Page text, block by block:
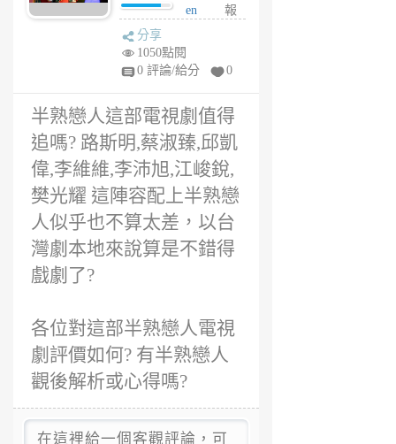
en
年
報
分享
1050點閱
0 評論/給分
0
半熟戀人這部電視劇值得
追嗎? 路斯明,蔡淑臻,邱凱
偉,李維維,李沛旭,江峻銳,
樊光耀 這陣容配上半熟戀
人似乎也不算太差，以台
灣劇本地來說算是不錯得
戲劇了?
各位對這部半熟戀人電視
劇評價如何? 有半熟戀人
觀後解析或心得嗎?